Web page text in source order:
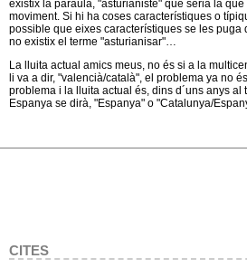
existix la paraula, "asturianiste" que seria la
moviment. Si hi ha coses característiques o
possible que eixes característiques se les puga
no existix el terme "asturianisar"…
La lluita actual amics meus, no és si a la
li va a dir, "valencià/català", el problema ya no
problema i la lluita actual és, dins d´uns anys al
Espanya se dirà, "Espanya" o "Catalunya/
CITES